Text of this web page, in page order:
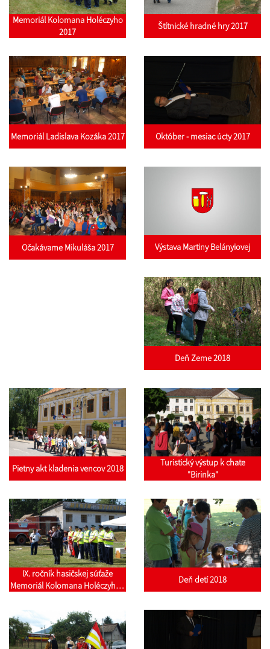
Memoriál Kolomana Holéczyho
2017
Štítnické hradné hry 2017
Memoriál Ladislava Kozáka 2017 Október - mesiac úcty 2017
Očakávame Mikuláša 2017 Výstava Martiny Belányiovej
Deň Zeme 2018
Pietny akt kladenia vencov 2018
Turistický výstup k chate
"Birinka"
IX. ročník hasičskej súťaže
Memoriál Kolomana Holéczyho -
Deň detí 2018